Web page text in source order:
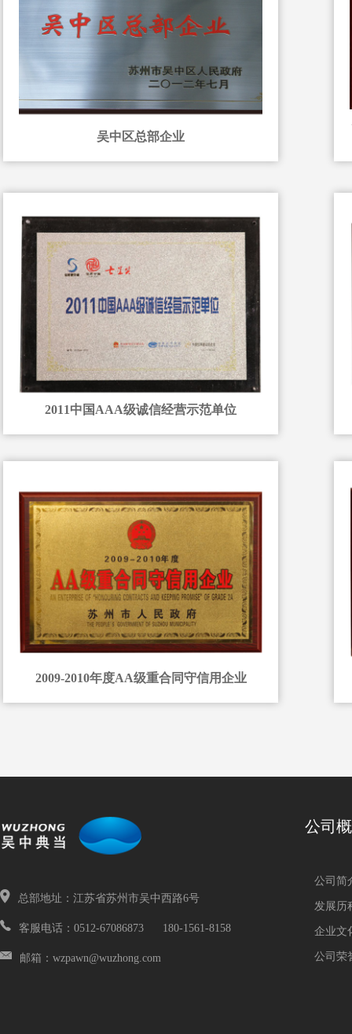
吴中区总部企业
2011中国AAA级诚信经营示范单位
2009-2010年度AA级重合同守信用企业
总部地址：江苏省苏州市吴中西路6号
客服电话：0512-67086873 180-1561-8158
邮箱：wzpawn@wuzhong.com
公司
公司简
发展历
企业文
公司荣